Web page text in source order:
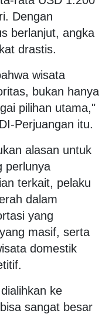
Dengan
berlanjut, angka
drastis.
wisata
bukan hanya
pilihan utama,"
Perjuangan itu.
alasan untuk
perlunya
terkait, pelaku
dalam
yang
masif, serta
domestik
ke
sangat besar